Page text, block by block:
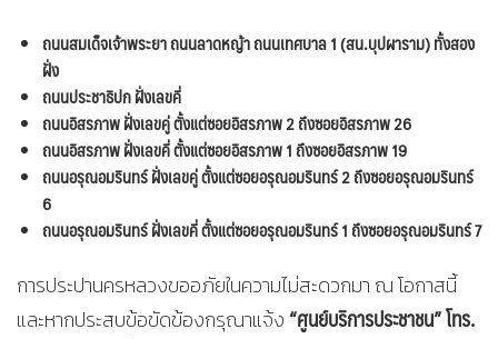
ถนนสมเด็จเจ้าพระยา ถนนลาดหญ้า ถนนเทศบาล 1 (สน.บุปผาราม) ทั้งสอง
ฝั่ง
ถนนประชาธิปก ฝั่งเลขคี่
ถนนอิสรภาพ ฝั่งเลขคู่ ตั้งแต่ซอยอิสรภาพ 2 ถึงซอยอิสรภาพ 26
ถนนอิสรภาพ ฝั่งเลขคี่ ตั้งแต่ซอยอิสรภาพ 1 ถึงซอยอิสรภาพ 19
ถนนอรุณอมรินทร์ ฝั่งเลขคู่ ตั้งแต่ซอยอรุณอมรินทร์ 2 ถึงซอยอรุณอมรินทร์
6
ถนนอรุณอมรินทร์ ฝั่งเลขคี่ ตั้งแต่ซอยอรุณอมรินทร์ 1 ถึงซอยอรุณอมรินทร์ 7
การประปานครหลวงขออภัยในความไม่สะดวกมา ณ โอกาสนี้
และหากประสบข้อขัดข้องกรุณาแจ้ง“ศูนย์บริการประชาชน” โทร.